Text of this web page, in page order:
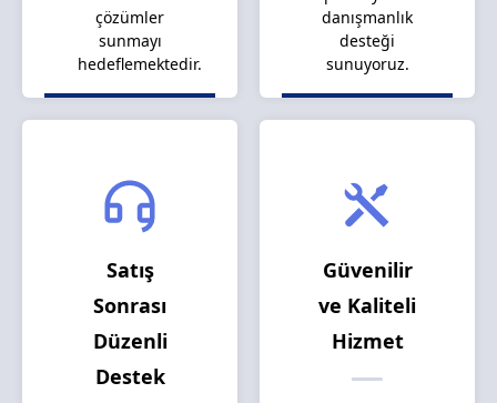
çözümler
sunmayı
hedeflemektedir.
danışmanlık
desteği
sunuyoruz.
Satış
Sonrası
Düzenli
Destek
Güvenilir
ve Kaliteli
Hizmet